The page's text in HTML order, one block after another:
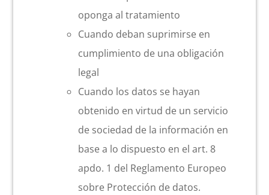
oponga al tratamiento
Cuando deban suprimirse en
cumplimiento de una obligación
legal
Cuando los datos se hayan
obtenido en virtud de un servicio
de sociedad de la información en
base a lo dispuesto en el art. 8
apdo. 1 del Reglamento Europeo
sobre Protección de datos.